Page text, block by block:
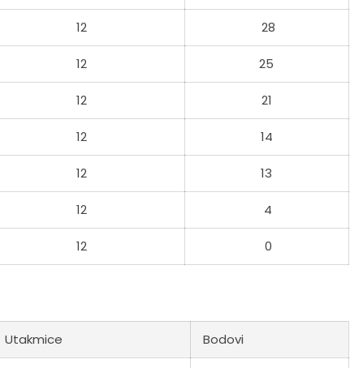
12 28
12 25
12 21
12 14
12 13
12 4
12 0
Utakmice Bodovi